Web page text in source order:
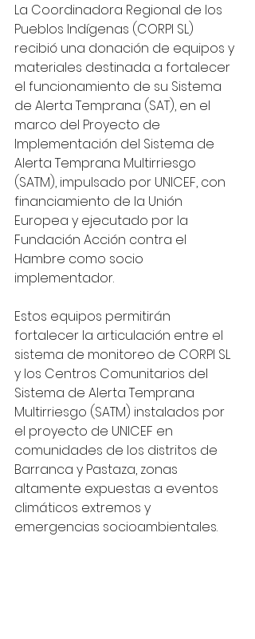
La Coordinadora Regional de los
Pueblos Indígenas (CORPI SL)
recibió una donación de equipos y
materiales destinada a fortalecer
el funcionamiento de su Sistema
de Alerta Temprana (SAT), en el
marco del Proyecto de
Implementación del Sistema de
Alerta Temprana Multirriesgo
(SATM), impulsado por UNICEF, con
financiamiento de la Unión
Europea y ejecutado por la
Fundación Acción contra el
Hambre como socio
implementador.
Estos equipos permitirán
fortalecer la articulación entre el
sistema de monitoreo de CORPI SL
y los Centros Comunitarios del
Sistema de Alerta Temprana
Multirriesgo (SATM) instalados por
el proyecto de UNICEF en
comunidades de los distritos de
Barranca y Pastaza, zonas
altamente expuestas a eventos
climáticos extremos y
emergencias socioambientales.